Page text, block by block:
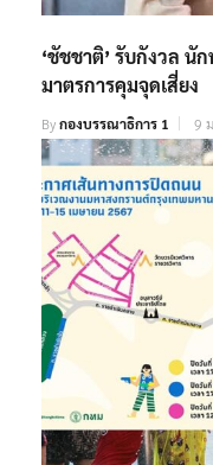
‘ชัชชาติ’ รับกังวล นั
มาตรการคุมจุดเสี่ยง
Byกองบรรณาธิการ 1 9